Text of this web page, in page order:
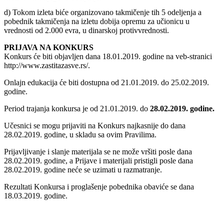
d) Tokom izleta biće organizovano takmičenje tih 5 odeljenja a
pobednik takmičenja na izletu dobija opremu za učionicu u
vrednosti od 2.000 evra, u dinarskoj protivvrednosti.
PRIJAVA NA KONKURS
Konkurs će biti objavljen dana 18.01.2019. godine na veb-stranici
http://www.zastitazasve.rs/.
Onlajn edukacija će biti dostupna od 21.01.2019. do 25.02.2019.
godine.
Period trajanja konkursa je od 21.01.2019. do 28.02.2019. godine.
Učesnici se mogu prijaviti na Konkurs najkasnije do dana
28.02.2019. godine, u skladu sa ovim Pravilima.
Prijavljivanje i slanje materijala se ne može vršiti posle dana
28.02.2019. godine, a Prijave i materijali pristigli posle dana
28.02.2019. godine neće se uzimati u razmatranje.
Rezultati Konkursa i proglašenje pobednika obaviće se dana
18.03.2019. godine.